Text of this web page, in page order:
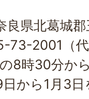
県北葛城郡
73-2001（
8時30分か
日から1月3